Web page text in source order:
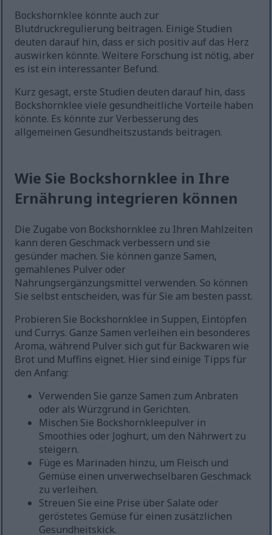
Bockshornklee könnte auch zur
Blutdruckregulierung beitragen. Einige Studien
deuten darauf hin, dass er sich positiv auf das Herz
auswirken könnte. Weitere Forschung ist nötig, aber
es ist ein interessanter Befund.
Kurz gesagt, erste Studien deuten darauf hin, dass
Bockshornklee viele gesundheitliche Vorteile haben
könnte. Es könnte zur Verbesserung des
allgemeinen Gesundheitszustands beitragen.
Wie Sie Bockshornklee in Ihre
Ernährung integrieren können
Die Zugabe von Bockshornklee zu Ihren Mahlzeiten
kann deren Geschmack verbessern und sie
gesünder machen. Sie können ganze Samen,
gemahlenes Pulver oder
Nahrungsergänzungsmittel verwenden. So können
Sie selbst entscheiden, was für Sie am besten passt.
Probieren Sie Bockshornklee in Suppen, Eintöpfen
und Currys. Ganze Samen verleihen ein besonderes
Aroma, während Pulver sich gut für Backwaren wie
Brot und Muffins eignet. Hier sind einige Tipps für
den Anfang:
Verwenden Sie ganze Samen zum Anbraten
oder als Würzgrund in Gerichten.
Mischen Sie Bockshornkleepulver in
Smoothies oder Joghurt, um den Nährwert zu
steigern.
Füge es Marinaden hinzu, um Fleisch und
Gemüse einen unverwechselbaren Geschmack
zu verleihen.
Streuen Sie eine Prise über Salate oder
geröstetes Gemüse für einen zusätzlichen
Gesundheitskick.